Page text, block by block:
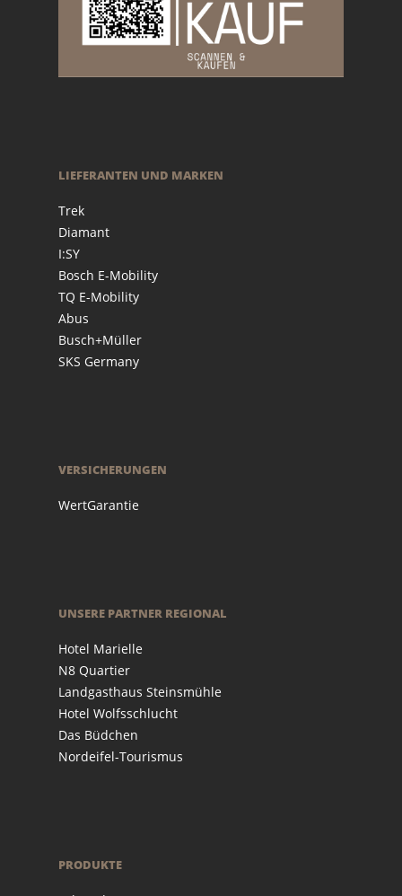
LIEFERANTEN UND MARKEN
Trek
Diamant
I:SY
Bosch E-Mobility
TQ E-Mobility
Abus
Busch+Müller
SKS Germany
VERSICHERUNGEN
WertGarantie
UNSERE PARTNER REGIONAL
Hotel Marielle
N8 Quartier
Landgasthaus Steinsmühle
Hotel Wolfsschlucht
Das Büdchen
Nordeifel-Tourismus
PRODUKTE